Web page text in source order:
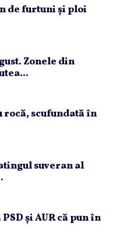
de furtuni şi ploi
Zonele din
rocă, scufundată în
suveran al
şi AUR că pun în